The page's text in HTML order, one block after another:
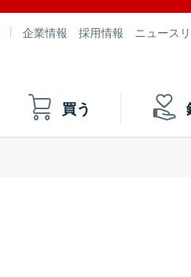
企業情報 採用情報 ニュース
買う